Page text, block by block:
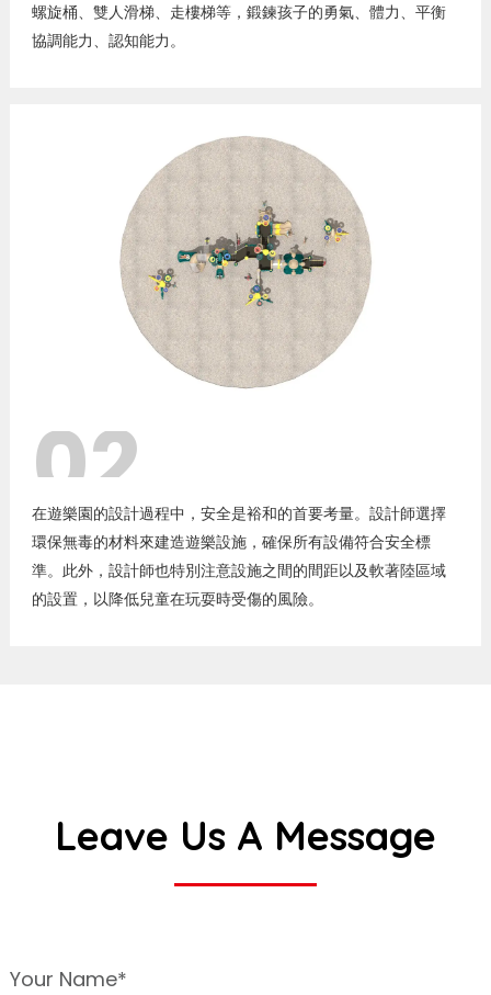
螺旋桶、雙人滑梯、走樓梯等，鍛鍊孩子的勇氣、體力、平衡
協調能力、認知能力。
02
在遊樂園的設計過程中，安全是裕和的首要考量。設計師選擇
環保無毒的材料來建造遊樂設施，確保所有設備符合安全標
準。此外，設計師也特別注意設施之間的間距以及軟著陸區域
的設置，以降低兒童在玩耍時受傷的風險。
Leave Us A Message
Your Name*